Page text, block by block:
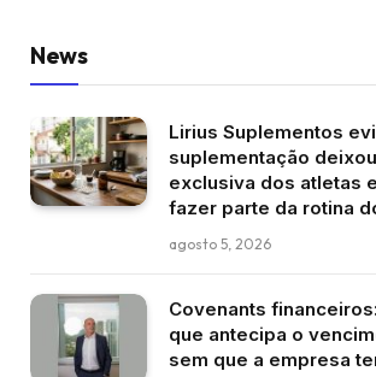
News
Lirius Suplementos
suplementação
exclusiva dos atletas
fazer parte da rotina
agosto 5, 2026
Covenants
que antecipa o
sem que a empresa